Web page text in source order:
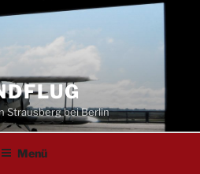
Strausberg bei Berlin
Menü